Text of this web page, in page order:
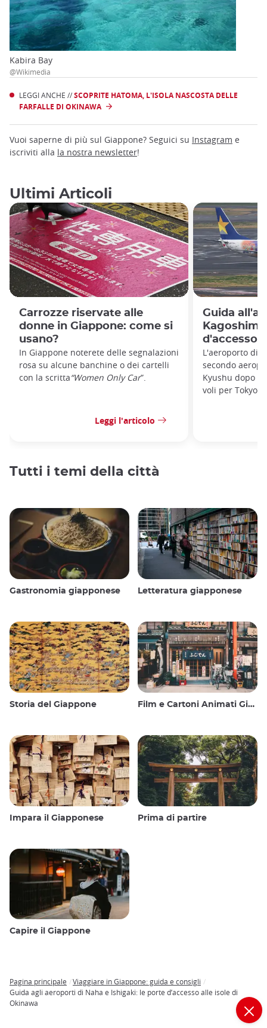
Kabira Bay
@Wikimedia
LEGGI ANCHE //SCOPRITE HATOMA, L'ISOLA NASCOSTA DELLE
FARFALLE DI OKINAWA
Vuoi saperne di più sul Giappone? Seguici su Instagram e
iscriviti alla la nostra newsletter!
Ultimi Articoli
Carrozze riservate alle
donne in Giappone: come si
usano?
In Giappone noterete delle segnalazioni
rosa su alcune banchine o dei cartelli
con la scritta“Women Only Car”.
Leggi l'articolo
Guida
d'accesso
L'aeroporto di
secondo
Kyushu dopo
voli per Tokyo,
Tutti i temi della città
Gastronomia giapponese Letteratura giapponese
Storia del Giappone Film e Cartoni Animati Giapponesi
Impara il Giapponese Prima di partire
Capire il Giappone
Breadcrumb
Pagina principale
Viaggiare in Giappone: guida e consigli
Guida agli aeroporti di Naha e Ishigaki: le porte d’accesso alle isole di
Okinawa